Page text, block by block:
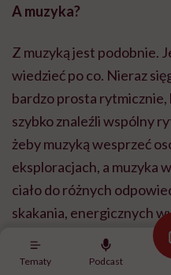
Tematy Podcast
A muzyka?
Z muzyką jest podobnie.
wiedzieć po co. Nieraz
bardzo prosta rytmicznie,
szybko znaleźli wspólny
żeby muzyką wesprzeć
eksploracjach, a muzyka
ciało do różnych
skakania, energicznych
też wspierać jakiś nastrój.